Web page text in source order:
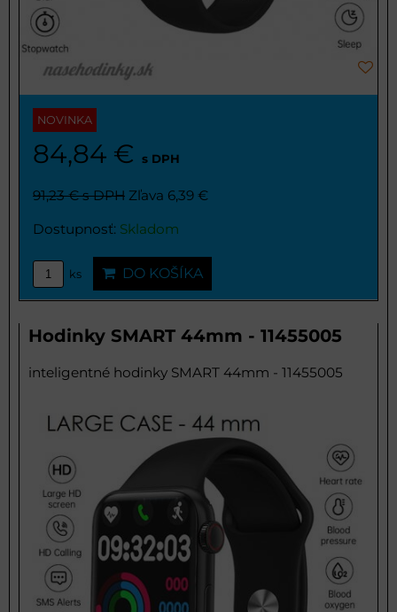
NOVINKA
84,84 € s DPH
91,23 €s DPH Zľava 6,39 €
Dostupnosť: Skladom
ks DO KOŠÍKA
Hodinky SMART 44mm - 11455005
inteligentné hodinky SMART 44mm - 11455005